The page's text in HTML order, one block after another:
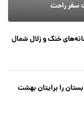
سفر راحت
خنک و زلال شمال
را برایتان بهشت